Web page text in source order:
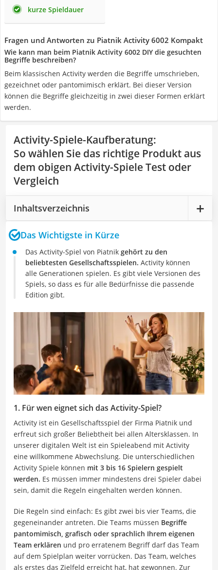
kurze Spieldauer
Fragen und Antworten zu Piatnik Activity 6002 Kompakt
Wie kann man beim Piatnik Activity 6002 DIY die gesuchten
Begriffe beschreiben?
Beim klassischen Activity werden die Begriffe umschrieben,
gezeichnet oder pantomimisch erklärt. Bei dieser Version
können die Begriffe gleichzeitig in zwei dieser Formen erklärt
werden.
Activity-Spiele-Kaufberatung:
So wählen Sie das richtige Produkt aus
dem obigen Activity-Spiele Test oder
Vergleich
Inhaltsverzeichnis
Das Wichtigste in Kürze
Das Activity-Spiel von Piatnik gehört zu den
beliebtesten Gesellschaftsspielen. Activity können
alle Generationen spielen. Es gibt viele Versionen des
Spiels, so dass es für alle Bedürfnisse die passende
Edition gibt.
1. Für wen eignet sich das Activity-Spiel?
Activity ist ein Gesellschaftsspiel der Firma Piatnik und
erfreut sich großer Beliebtheit bei allen Altersklassen. In
unserer digitalen Welt ist ein Spieleabend mit Activity
eine willkommene Abwechslung. Die unterschiedlichen
Activity Spiele können mit 3 bis 16 Spielern gespielt
werden. Es müssen immer mindestens drei Spieler dabei
sein, damit die Regeln eingehalten werden können.
Die Regeln sind einfach: Es gibt zwei bis vier Teams, die
gegeneinander antreten. Die Teams müssen Begriffe
pantomimisch, grafisch oder sprachlich Ihrem eigenen
Team erklären und pro erratenem Begriff darf das Team
auf dem Spielplan weiter vorrücken. Das Team, welches
als erstes das Zielfeld erreicht hat, hat gewonnen. Zur